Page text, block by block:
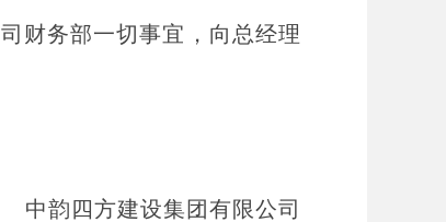
财务部一切事宜，向总经理
中韵四方建设集团有限公司